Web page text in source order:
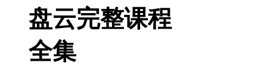
盘云完整课程
全集